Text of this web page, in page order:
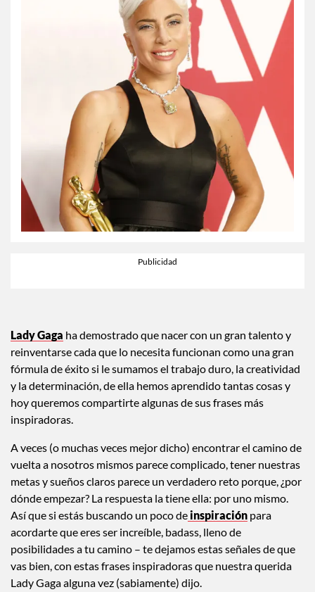
Lady Gagaha demostrado que nacer con un gran talento y
reinventarse cada que lo necesita funcionan como una gran
fórmula de éxito si le sumamos el trabajo duro, la creatividad
y la determinación, de ella hemos aprendido tantas cosas y
hoy queremos compartirte algunas de sus frases más
A veces (o muchas veces mejor dicho) encontrar el camino de
vuelta a nosotros mismos parece complicado, tener nuestras
metas y sueños claros parece un verdadero reto porque, ¿por
dónde empezar? La respuesta la tiene ella: por uno mismo.
Así que si estás buscando un poco deinspiración
acordarte que eres ser increíble, badass, lleno de
posibilidades a tu camino – te dejamos estas señales de que
vas bien, con estas frases inspiradoras que nuestra querida